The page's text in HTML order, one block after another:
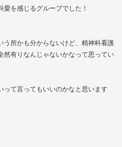
を感じるグループでした！
う所かも分からないけど、精神科看護
然有りなんじゃないかなって思ってい
って言ってもいいのかなと思います